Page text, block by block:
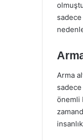
sadece
Arma
önemli